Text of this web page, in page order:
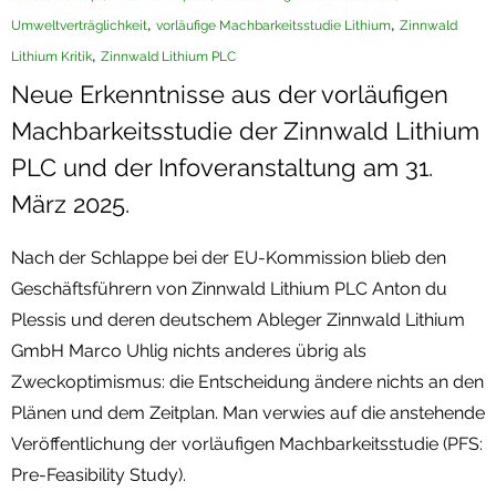
Umweltverträglichkeit, vorläufige Machbarkeitsstudie Lithium, Zinnwald
Lithium Kritik, Zinnwald Lithium PLC
Neue Erkenntnisse aus der vorläufigen
Machbarkeitsstudie der Zinnwald Lithium
PLC und der Infoveranstaltung am 31.
März 2025.
Nach der Schlappe bei der EU-Kommission blieb den
Geschäftsführern von Zinnwald Lithium PLC Anton du
Plessis und deren deutschem Ableger Zinnwald Lithium
GmbH Marco Uhlig nichts anderes übrig als
Zweckoptimismus: die Entscheidung ändere nichts an den
Plänen und dem Zeitplan. Man verwies auf die anstehende
Veröffentlichung der vorläufigen Machbarkeitsstudie (PFS:
Pre-Feasibility Study).